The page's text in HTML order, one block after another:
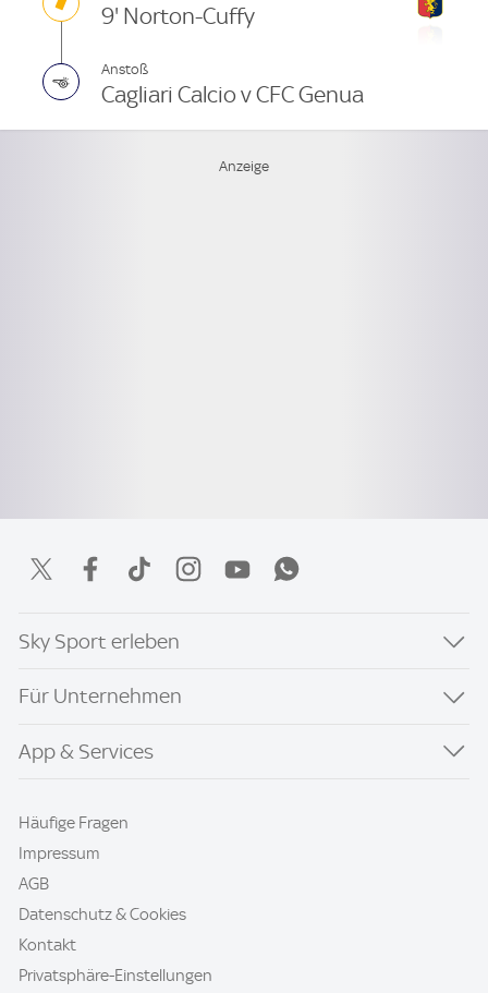
9' Norton-Cuffy
Anstoß
Cagliari Calcio v CFC Genua
Sky Sport erleben
Für Unternehmen
App & Services
Häufige Fragen
Impressum
AGB
Datenschutz & Cookies
Kontakt
Privatsphäre-Einstellungen